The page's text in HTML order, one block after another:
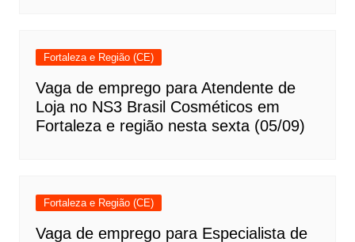
Fortaleza e Região (CE)
Vaga de emprego para Atendente de
Loja no NS3 Brasil Cosméticos em
Fortaleza e região nesta sexta (05/09)
Fortaleza e Região (CE)
Vaga de emprego para Especialista de